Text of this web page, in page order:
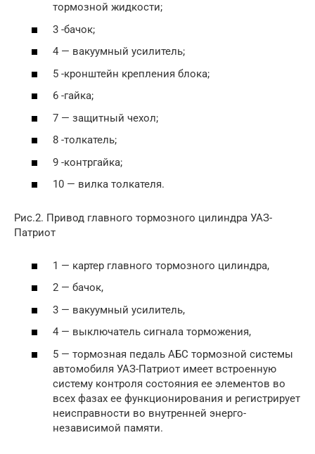
тормозной жидкости;
3 -бачок;
4 — вакуумный усилитель;
5 -кронштейн крепления блока;
6 -гайка;
7 — защитный чехол;
8 -толкатель;
9 -контргайка;
10 — вилка толкателя.
Рис.2. Привод главного тормозного цилиндра УАЗ-
Патриот
1 — картер главного тормозного цилиндра,
2 — бачок,
3 — вакуумный усилитель,
4 — выключатель сигнала торможения,
5 — тормозная педаль АБС тормозной системы
автомобиля УАЗ-Патриот имеет встроенную
систему контроля состояния ее элементов во
всех фазах ее функционирования и регистрирует
неисправности во внутренней энерго-
независимой памяти.